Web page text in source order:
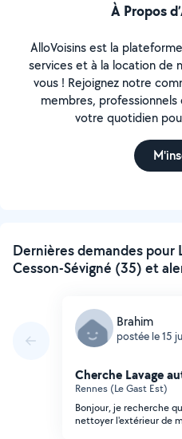
À Propos
AlloVoisins est la
services et à la location de
vous ! Rejoignez notre
membres,
votre quotidien
Dernières demandes pour
Cesson-Sévigné (35) et
Brahim
postée le 15
Cherche Lavage
Rennes (Le Gast Est)
Bonjour, je recherche
nettoyer l'extérieur de